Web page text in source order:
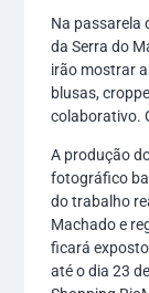
Na passarela
da Serra do
irão mostrar
blusas,
colaborativo.
A produção
fotográfico
do trabalho
Machado e
ficará
até o dia 23